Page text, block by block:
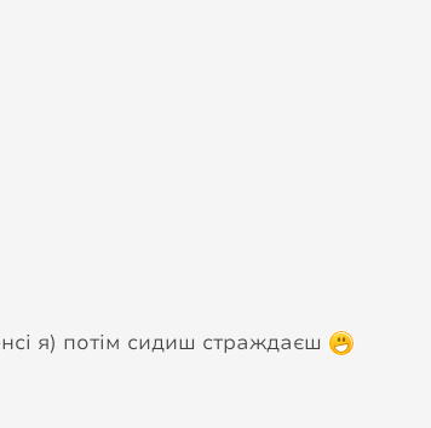
я) потім сидиш страждаєш